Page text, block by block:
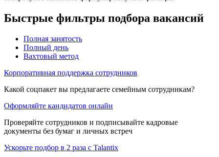
Быстрые фильтры подбора вакансий
Полная занятость
Полный день
Вахтовый метод
Корпоративная поддержка сотрудников
Какой соцпакет вы предлагаете семейным сотрудникам?
Оформляйте кандидатов онлайн
Проверяйте сотрудников и подписывайте кадровые
документы без бумаг и личных встреч
Ускорьте подбор в 2 раза с Talantix